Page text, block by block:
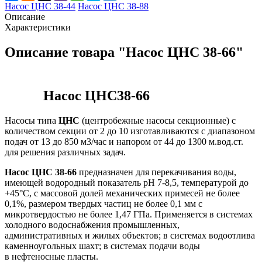
Насос ЦНС 38-44 Насос ЦНС 38-88
Описание
Характеристики
Описание товара "Насос ЦНС 38-66"
Насос ЦНС38-66
Насосы типа ЦНС (центробежные насосы секционные) с
количеством секции от 2 до 10 изготавливаются с диапазоном
подач от 13 до 850 м3/час и напором от 44 до 1300 м.вод.ст.
для решения различных задач.
Насос ЦНС 38-66 предназначен для перекачивания воды,
имеющей водородный показатель pH 7-8,5, температурой до
+45°С, с массовой долей механических примесей не более
0,1%, размером твердых частиц не более 0,1 мм с
микротвердостью не более 1,47 ГПа. Применяется в системах
холодного водоснабжения промышленных,
административных и жилых объектов; в системах водоотлива
каменноугольных шахт; в системах подачи воды
в нефтеносные пласты.